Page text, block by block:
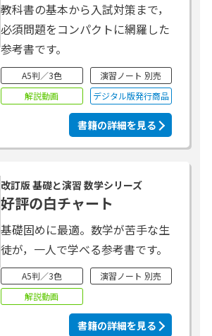
教科書の基本から入試対策まで，
必須問題をコンパクトに網羅した
参考書です。
A5判／3色
演習ノート 別売
解説動画
デジタル版発行商品
書籍の詳細を見る
改訂版 基礎と演習 数学シリーズ
好評の白チャート
基礎固めに最適。数学が苦手な生
徒が，一人で学べる参考書です。
A5判／3色
演習ノート 別売
解説動画
書籍の詳細を見る